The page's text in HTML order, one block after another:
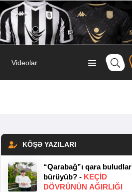
Videolar
KÖŞƏ YAZILARI
“Qarabağ”ı qara buludlar
bürüyüb? - KEÇID
DÖVRÜNÜN AĞIRLIĞI